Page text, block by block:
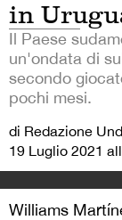
in
Il Paese
un'ondata di
secondo
pochi mesi.
di Redazione
19 Luglio 2021
Williams